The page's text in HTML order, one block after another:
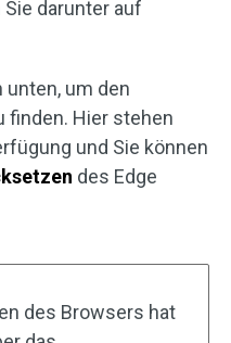
darunter auf
unten, um den
finden. Hier stehen
und Sie können
des Edge
des Browsers hat